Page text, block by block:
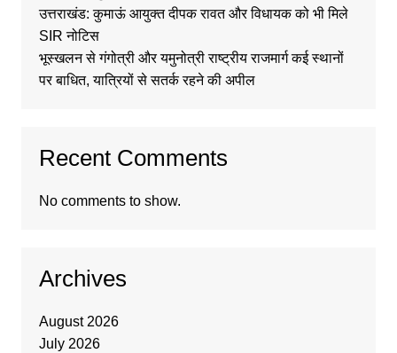
उत्तराखंड: कुमाऊं आयुक्त दीपक रावत और विधायक को भी मिले
SIR नोटिस
भूस्खलन से गंगोत्री और यमुनोत्री राष्ट्रीय राजमार्ग कई स्थानों
पर बाधित, यात्रियों से सतर्क रहने की अपील
Recent Comments
No comments to show.
Archives
August 2026
July 2026